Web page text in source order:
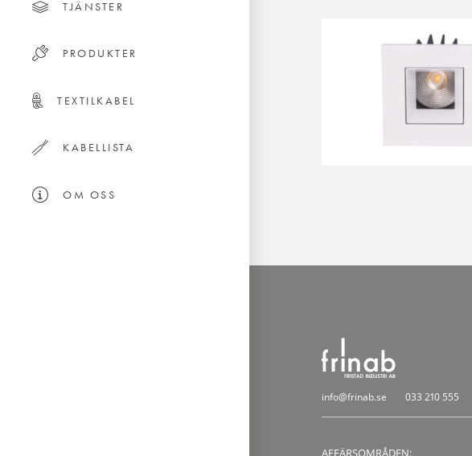
TJÄNSTER
PRODUKTER
TEXTILKABEL
KABELLISTA
OM OSS
info@frinab.se 033 210 555
AFFÄRSOMRÅDEN: